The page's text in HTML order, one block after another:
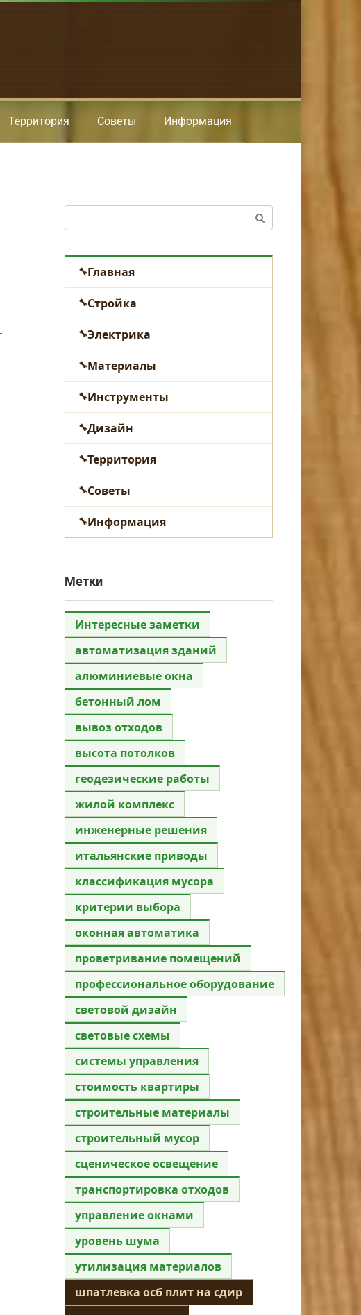
Территория Советы Информация
Главная
Стройка
Электрика
Материалы
Инструменты
Дизайн
Территория
Советы
Информация
Метки
Интересные заметки
автоматизация зданий
алюминиевые окна
бетонный лом
вывоз отходов
высота потолков
геодезические работы
жилой комплекс
инженерные решения
итальянские приводы
классификация мусора
критерии выбора
оконная автоматика
проветривание помещений
профессиональное оборудование
световой дизайн
световые схемы
системы управления
стоимость квартиры
строительные материалы
строительный мусор
сценическое освещение
транспортировка отходов
управление окнами
уровень шума
утилизация материалов
шпатлевка осб плит на сдир